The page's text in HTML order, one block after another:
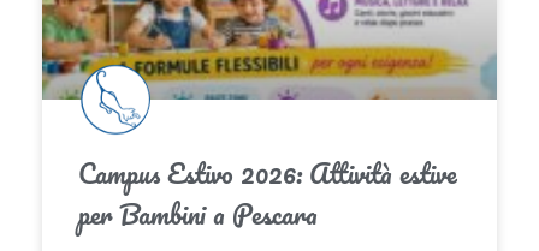
Campus Estivo 2026: Attività estive
per Bambini a Pescara